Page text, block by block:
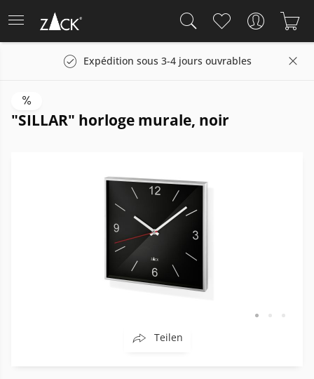
Expédition sous 3-4 jours ouvrables
"SILLAR" horloge murale, noir
Teilen